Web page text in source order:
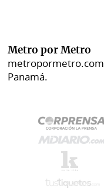
Metro por Metro
metropormetro.com
Panamá.